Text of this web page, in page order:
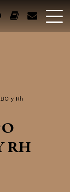
y Rh
RH